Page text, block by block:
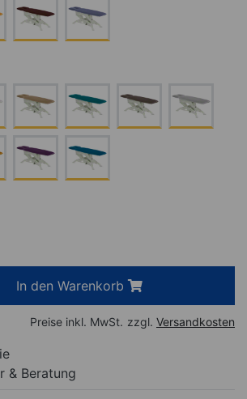
In den Warenkorb
Preise inkl. MwSt. zzgl. Versandkosten
& Beratung